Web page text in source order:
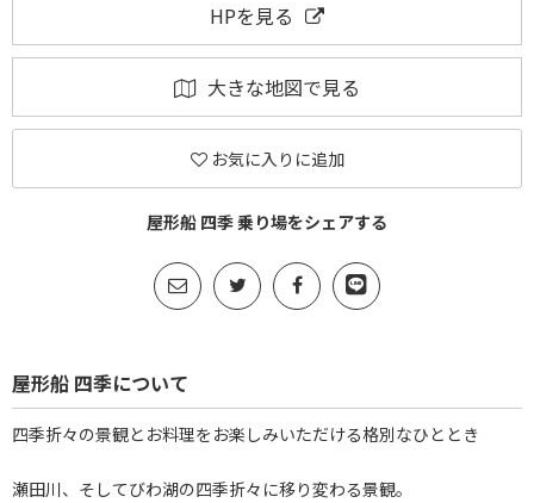
HPを見る
大きな地図で見る
お気に入りに追加
屋形船 四季 乗り場をシェアする
屋形船 四季について
四季折々の景観とお料理をお楽しみいただける格別なひととき
瀬田川、そしてびわ湖の四季折々に移り変わる景観。